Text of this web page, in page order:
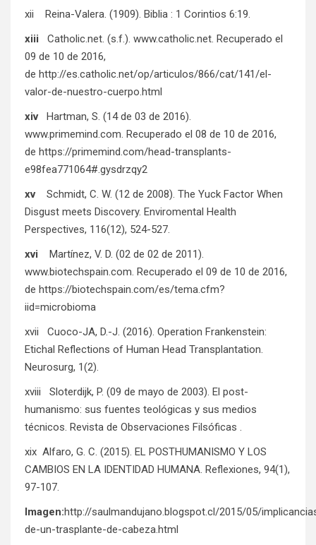
xii Reina-Valera. (1909). Biblia : 1 Corintios 6:19.
xiii Catholic.net. (s.f.). www.catholic.net. Recuperado el
09 de 10 de 2016,
de http://es.catholic.net/op/articulos/866/cat/141/el-
valor-de-nuestro-cuerpo.html
xivHartman, S. (14 de 03 de 2016).
www.primemind.com. Recuperado el 08 de 10 de 2016,
de https://primemind.com/head-transplants-
e98fea771064#.gysdrzqy2
xvSchmidt, C. W. (12 de 2008). The Yuck Factor When
Disgust meets Discovery. Enviromental Health
Perspectives, 116(12), 524-527.
xvi Martínez, V. D. (02 de 02 de 2011).
www.biotechspain.com. Recuperado el 09 de 10 de 2016,
de https://biotechspain.com/es/tema.cfm?
iid=microbioma
xvii Cuoco-JA, D.-J. (2016). Operation Frankenstein:
Etichal Reflections of Human Head Transplantation.
Neurosurg, 1(2).
xviii Sloterdijk, P. (09 de mayo de 2003). El post-
humanismo: sus fuentes teológicas y sus medios
técnicos. Revista de Observaciones Filsóficas .
xix Alfaro, G. C. (2015). EL POSTHUMANISMO Y LOS
CAMBIOS EN LA IDENTIDAD HUMANA. Reflexiones, 94(1),
97-107.
Imagen:http://saulmandujano.blogspot.cl/2015/05/
de-un-trasplante-de-cabeza.html